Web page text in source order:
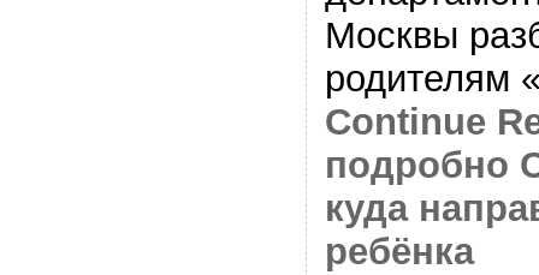
Москвы
родителям
Continue
подробно
куда
ребёнка